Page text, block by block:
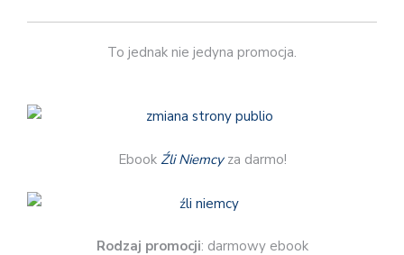
To jednak nie jedyna promocja.
Ebook Źli Niemcyza darmo!
Rodzaj promocji: darmowy ebook